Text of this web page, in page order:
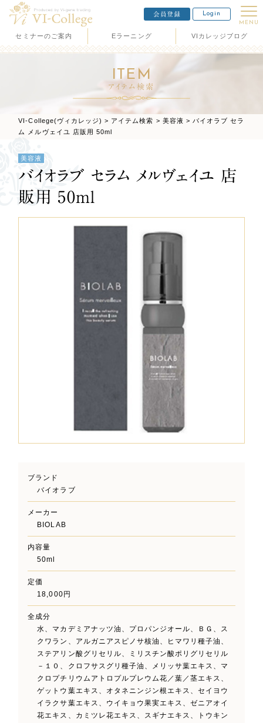
会員登録 Login
MENU
セミナーのご案内 Eラーニング VIカレッジブログ
ITEM
アイテム検索
VI-College(ヴィカレッジ) > アイテム検索 > 美容液 > バイオラブ セラ
ム メルヴェイユ 店販用 50ml
美容液
バイオラブ セラム メルヴェイユ 店
販用 50ml
ブランド
バイオラブ
メーカー
BIOLAB
内容量
50ml
定価
18,000円
全成分
水、マカデミアナッツ油、プロパンジオール、ＢＧ、ス
クワラン、アルガニアスピノサ核油、ヒマワリ種子油、
ステアリン酸グリセリル、ミリスチン酸ポリグリセリル
－１０、クロフサスグリ種子油、メリッサ葉エキス、マ
クロプチリウムアトロプルプレウム花／葉／茎エキス、
ゲットウ葉エキス、オタネニンジン根エキス、セイヨウ
イラクサ葉エキス、ウイキョウ果実エキス、ゼニアオイ
花エキス、カミツレ花エキス、スギナエキス、トウキン